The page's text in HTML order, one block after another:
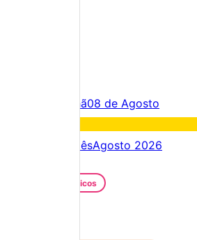
Amanhã08 de Agosto
Este mêsAgosto 2026
Festivais Gastronómicos